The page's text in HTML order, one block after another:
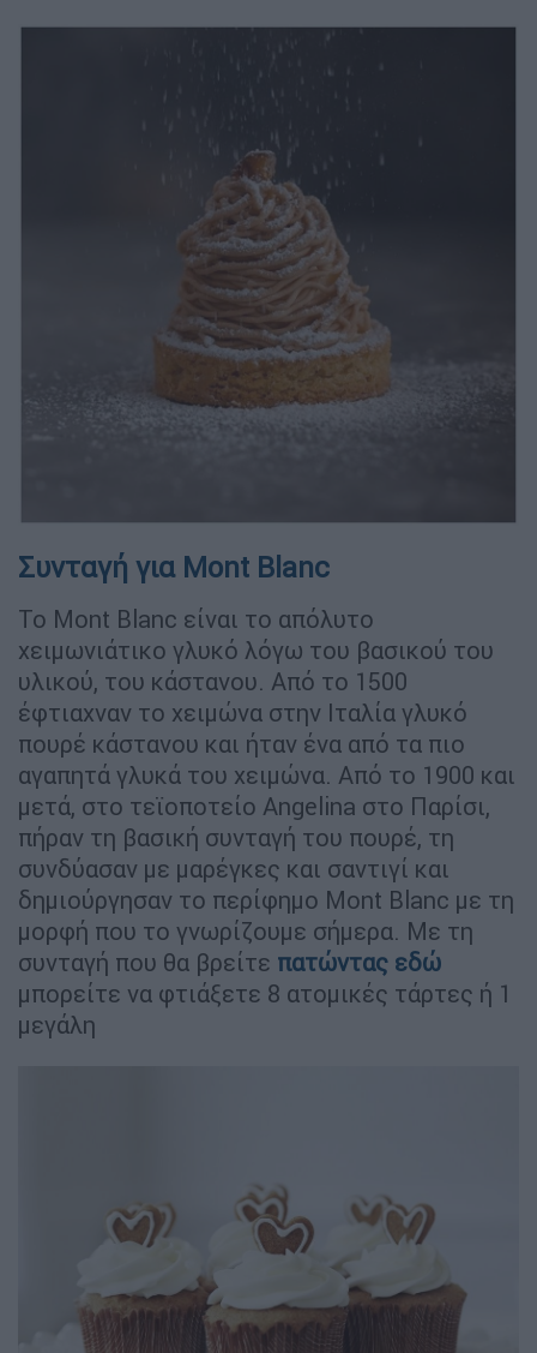
Συνταγή για Mont Blanc
Το Mont Blanc είναι το απόλυτο
χειμωνιάτικο γλυκό λόγω του βασικού του
υλικού, του κάστανου. Από το 1500
έφτιαχναν το χειμώνα στην Ιταλία γλυκό
πουρέ κάστανου και ήταν ένα από τα πιο
αγαπητά γλυκά του χειμώνα. Από το 1900 και
μετά, στο τεϊοποτείο Angelina στο Παρίσι,
πήραν τη βασική συνταγή του πουρέ, τη
συνδύασαν με μαρέγκες και σαντιγί και
δημιούργησαν το περίφημο Mont Blanc με τη
μορφή που το γνωρίζουμε σήμερα. Με τη
συνταγή που θα βρείτε πατώντας εδώ
μπορείτε να φτιάξετε 8 ατομικές τάρτες ή 1
μεγάλη